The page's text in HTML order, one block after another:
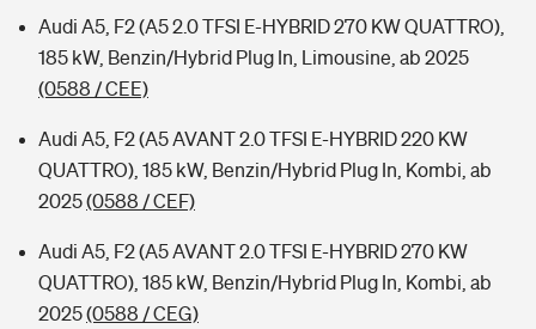
Audi A5, F2 (A5 2.0 TFSI E-HYBRID 270 KW QUATTRO),
185 kW, Benzin/Hybrid Plug In, Limousine, ab 2025
(0588 / CEE)
Audi A5, F2 (A5 AVANT 2.0 TFSI E-HYBRID 220 KW
QUATTRO), 185 kW, Benzin/Hybrid Plug In, Kombi, ab
2025(0588 / CEF)
Audi A5, F2 (A5 AVANT 2.0 TFSI E-HYBRID 270 KW
QUATTRO), 185 kW, Benzin/Hybrid Plug In, Kombi, ab
2025(0588 / CEG)